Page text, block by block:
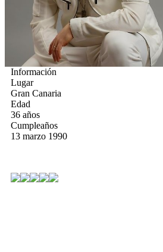
Información
Lugar
Gran Canaria
Edad
36 años
Cumpleaños
13 marzo 1990